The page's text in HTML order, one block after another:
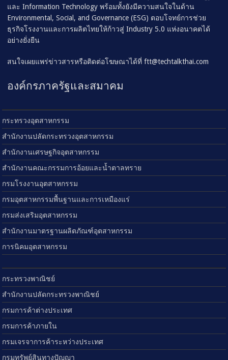
และ Information Technology พร้อมทั้งยังมีความสนใจในด้าน
Environmental, Social, and Governance (ESG) ตอบโจทย์การช่วย
ธุรกิจโรงงานและการผลิตไทยให้ก้าวสู่ Industry 5.0 แห่งอนาคตได้
อย่างยั่งยืน
สนใจเผยแพร่ข่าวสารหรือติดต่อโฆษณาได้ที่ftt@techtalkthai.com
องค์กรภาครัฐและสมาคม
กระทรวงอุตสาหกรรม
สำนักงานปลัดกระทรวงอุตสาหกรรม
สำนักงานเศรษฐกิจอุตสาหกรรม
สำนักงานคณะกรรมการอ้อยและน้ำตาลทราย
กรมโรงงานอุตสาหกรรม
กรมอุตสาหกรรมพื้นฐานและการเหมืองแร่
กรมส่งเสริมอุตสาหกรรม
สำนักงานมาตรฐานผลิตภัณฑ์อุตสาหกรรม
การนิคมอุตสาหกรรม
กระทรวงพาณิชย์
สำนักงานปลัดกระทรวงพาณิชย์
กรมการค้าต่างประเทศ
กรมการค้าภายใน
กรมเจรจาการค้าระหว่างประเทศ
กรมทรัพย์สินทางปัญญา